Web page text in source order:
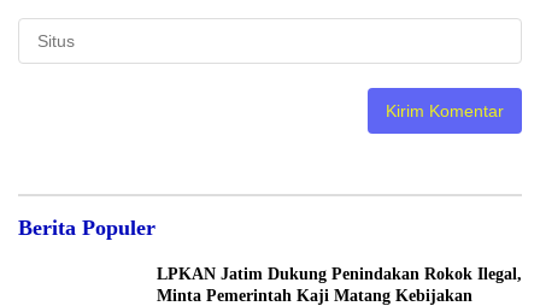
Berita Populer
LPKAN Jatim Dukung Penindakan Rokok Ilegal,
Minta Pemerintah Kaji Matang Kebijakan